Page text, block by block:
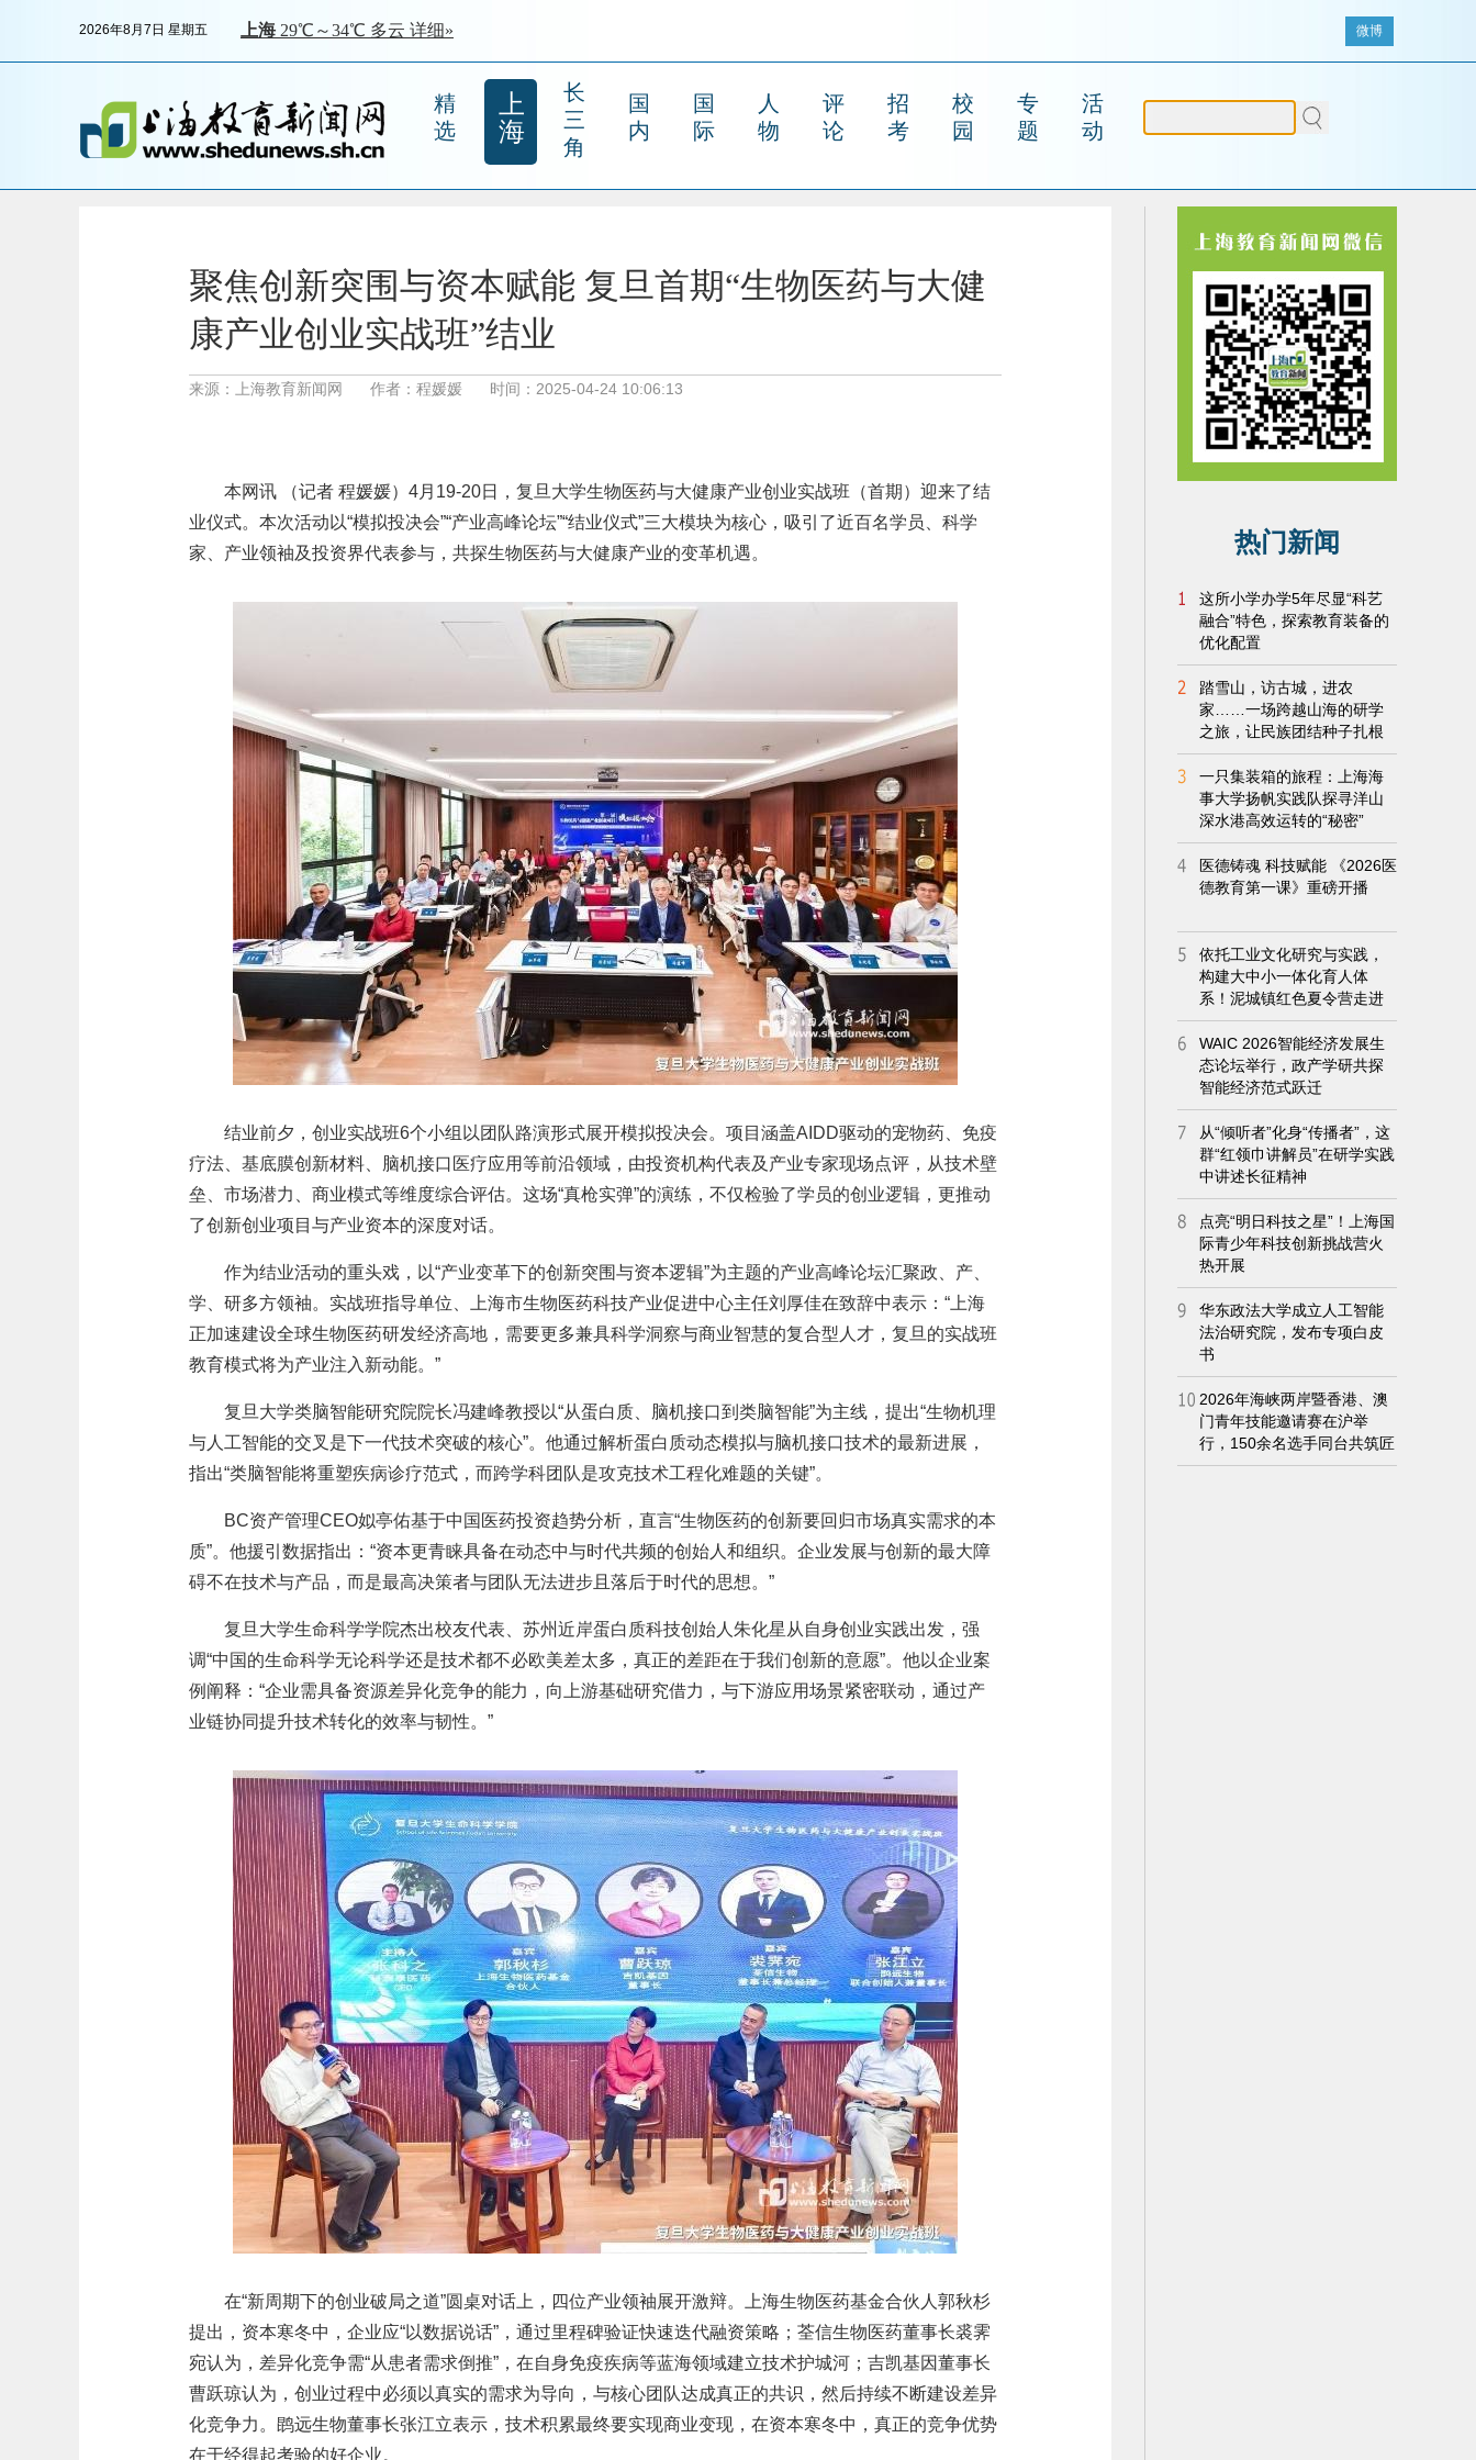
2026年8月7日 星期五 微博
精
选
上
海
长
三
角
国
内
国
际
人
物
评
论
招
考
校
园
专
题
活
动
聚焦创新突围与资本赋能 复旦首期“生物医药与大健
康产业创业实战班”结业
来源：上海教育新闻网 作者：程媛媛 时间：2025-04-24 10:06:13
本网讯 （记者 程媛媛）4月19-20日，复旦大学生物医药与大健康产业创业实战班（首期）迎来了结
业仪式。本次活动以“模拟投决会”“产业高峰论坛”“结业仪式”三大模块为核心，吸引了近百名学员、科学
家、产业领袖及投资界代表参与，共探生物医药与大健康产业的变革机遇。
结业前夕，创业实战班6个小组以团队路演形式展开模拟投决会。项目涵盖AIDD驱动的宠物药、免疫
疗法、基底膜创新材料、脑机接口医疗应用等前沿领域，由投资机构代表及产业专家现场点评，从技术壁
垒、市场潜力、商业模式等维度综合评估。这场“真枪实弹”的演练，不仅检验了学员的创业逻辑，更推动
了创新创业项目与产业资本的深度对话。
作为结业活动的重头戏，以“产业变革下的创新突围与资本逻辑”为主题的产业高峰论坛汇聚政、产、
学、研多方领袖。实战班指导单位、上海市生物医药科技产业促进中心主任刘厚佳在致辞中表示：“上海
正加速建设全球生物医药研发经济高地，需要更多兼具科学洞察与商业智慧的复合型人才，复旦的实战班
教育模式将为产业注入新动能。”
复旦大学类脑智能研究院院长冯建峰教授以“从蛋白质、脑机接口到类脑智能”为主线，提出“生物机理
与人工智能的交叉是下一代技术突破的核心”。他通过解析蛋白质动态模拟与脑机接口技术的最新进展，
指出“类脑智能将重塑疾病诊疗范式，而跨学科团队是攻克技术工程化难题的关键”。
BC资产管理CEO姒亭佑基于中国医药投资趋势分析，直言“生物医药的创新要回归市场真实需求的本
质”。他援引数据指出：“资本更青睐具备在动态中与时代共频的创始人和组织。企业发展与创新的最大障
碍不在技术与产品，而是最高决策者与团队无法进步且落后于时代的思想。”
复旦大学生命科学学院杰出校友代表、苏州近岸蛋白质科技创始人朱化星从自身创业实践出发，强
调“中国的生命科学无论科学还是技术都不必欧美差太多，真正的差距在于我们创新的意愿”。他以企业案
例阐释：“企业需具备资源差异化竞争的能力，向上游基础研究借力，与下游应用场景紧密联动，通过产
业链协同提升技术转化的效率与韧性。”
在“新周期下的创业破局之道”圆桌对话上，四位产业领袖展开激辩。上海生物医药基金合伙人郭秋杉
提出，资本寒冬中，企业应“以数据说话”，通过里程碑验证快速迭代融资策略；荃信生物医药董事长裘霁
宛认为，差异化竞争需“从患者需求倒推”，在自身免疫疾病等蓝海领域建立技术护城河；吉凯基因董事长
曹跃琼认为，创业过程中必须以真实的需求为导向，与核心团队达成真正的共识，然后持续不断建设差异
化竞争力。鹍远生物董事长张江立表示，技术积累最终要实现商业变现，在资本寒冬中，真正的竞争优势
在于经得起考验的好企业。